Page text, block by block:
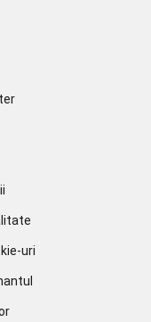
uri